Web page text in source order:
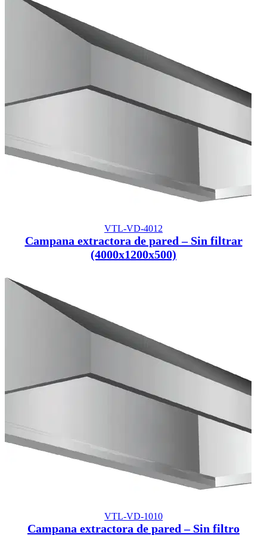
VTL-VD-4012
Campana extractora de pared – Sin filtrar
(4000x1200x500)
VTL-VD-1010
Campana extractora de pared – Sin filtro